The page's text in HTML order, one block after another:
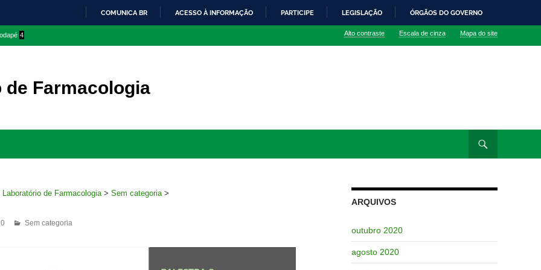
O
COMUNICA BR ACESSO À INFORMAÇÃO PARTICIPE LEGISLAÇÃO ÓRGÃOS DO GOVERNO
4 Alto contraste Escala de cinza Mapa do site
de Farmacologia
Laboratório de Farmacologia > Sem categoria >
Sem categoria
ARQUIVOS
outubro 2020
agosto 2020